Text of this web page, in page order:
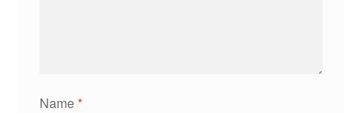
Name*